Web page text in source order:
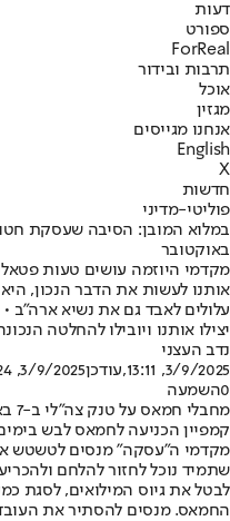
דעות
ספורט
ForReal
תרבות ובידור
אוכל
מגזין
אנחנו מגייסים
English
X
חדשות
פוליטי-מדיני
באוקטובר
מקדמי היוזמה עושים טעות
אותנו לעשות את הדבר הנכון,
עלולים לאבד גם את נשיא ארה"ב •
יצילו אותנו ויובילו להחלטה
נדב העצני
3/9/2025, 13:11
,עודכן3/9/2025, 13:24
0השמעה
מחבלי חמאס על טנק צה"לי ב-7 באוקטובר, צילום: .
קמפיין הכניעה לחמאס לבש
מקדמי ה"עסקה" מנסים לטשטש
שתמיד נוכל לחזור להלחם
לבטל את גיוס המילואים, לסגת
החמאס. מנסים להסתיר את